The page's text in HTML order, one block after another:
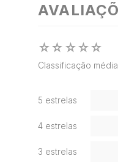
☆☆ ☆☆☆
Classificação
5 estrelas
4 estrelas
3 estrelas